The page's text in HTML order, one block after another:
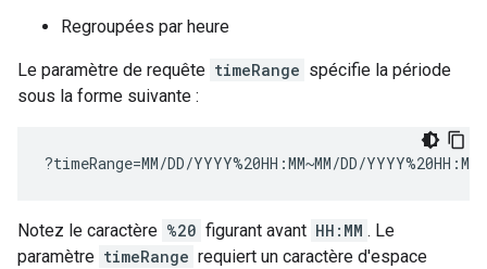
Regroupées par heure
Le paramètre de requête timeRange spécifie la période
sous la forme suivante :
?timeRange=MM/DD/YYYY%20HH:MM~MM/DD/YYYY%20HH:MM
Notez le caractère %20 figurant avant HH:MM . Le
paramètre timeRange requiert un caractère d'espace